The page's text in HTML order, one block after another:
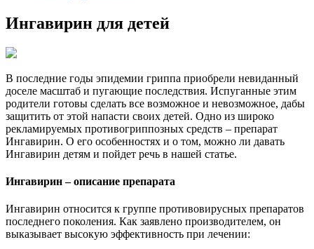
Ингавирин для детей
В последние годы эпидемии гриппа приобрели невиданный
доселе масштаб и пугающие последствия. Испуганные этим
родители готовы сделать все возможное и невозможное, дабы
защитить от этой напасти своих детей. Одно из широко
рекламируемых противогриппозных средств – препарат
Ингавирин. О его особенностях и о том, можно ли давать
Ингавирин детям и пойдет речь в нашей статье.
Ингавирин – описание препарата
Ингавирин относится к группе противовирусных препаратов
последнего поколения. Как заявлено производителем, он
выказывает высокую эффективность при лечении: